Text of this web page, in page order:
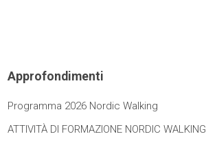
Approfondimenti
Programma 2026 Nordic Walking
ATTIVITÀ DI FORMAZIONE NORDIC WALKING